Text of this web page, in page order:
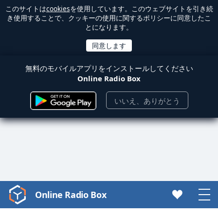
このサイトはcookiesを使用しています。このウェブサイトを引き続
き使用することで、クッキーの使用に関するポリシーに同意したこ
とになります。
無料のモバイルアプリをインストールしてください
Online Radio Box
いいえ、ありがとう
Video
Player
Online Radio Box